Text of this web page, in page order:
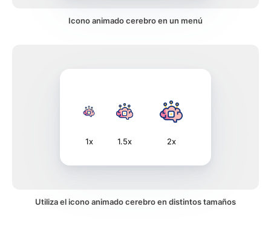
Icono animado cerebro en un menú
1x 1.5x 2x
Utiliza el icono animado cerebro en distintos tamaños